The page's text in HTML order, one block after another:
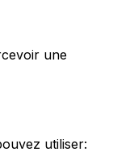
une
utiliser: